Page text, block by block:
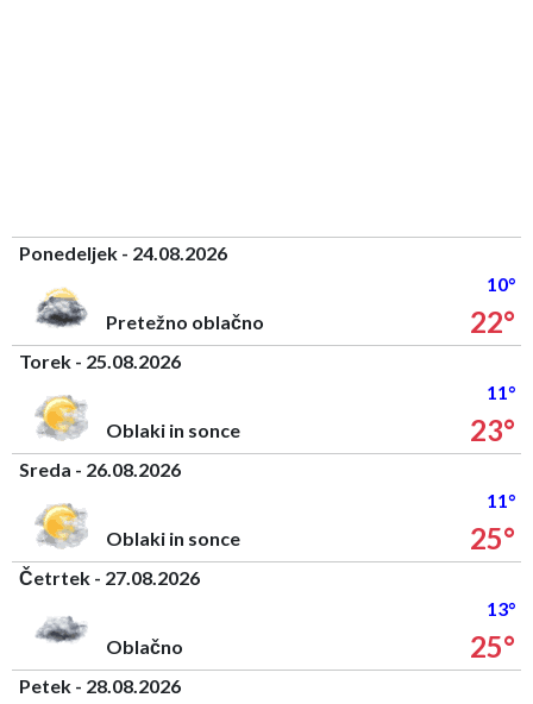
Ponedeljek - 24.08.2026
10°
Pretežno oblačno
22°
Torek - 25.08.2026
11°
Oblaki in sonce
23°
Sreda - 26.08.2026
11°
Oblaki in sonce
25°
Četrtek - 27.08.2026
13°
Oblačno
25°
Petek - 28.08.2026